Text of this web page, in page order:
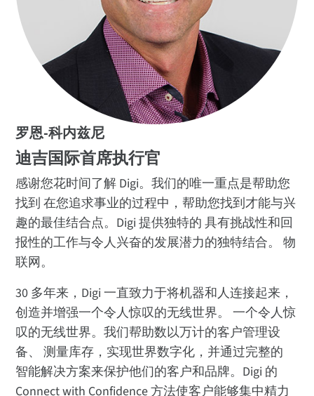
罗恩-科内兹尼
迪吉国际首席执行官
感谢您花时间了解 Digi。我们的唯一重点是帮助您
找到 在您追求事业的过程中，帮助您找到才能与兴
趣的最佳结合点。Digi 提供独特的 具有挑战性和回
报性的工作与令人兴奋的发展潜力的独特结合。 物
联网。
30 多年来，Digi 一直致力于将机器和人连接起来，
创造并增强一个令人惊叹的无线世界。 一个令人惊
叹的无线世界。我们帮助数以万计的客户管理设
备、 测量库存，实现世界数字化，并通过完整的
智能解决方案来保护他们的客户和品牌。Digi 的
Connect with Confidence 方法使客户能够集中精力